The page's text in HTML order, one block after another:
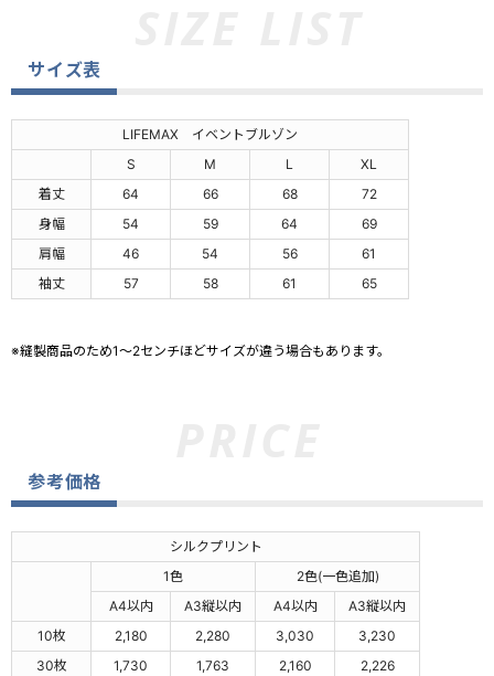
サイズ表
LIFEMAX イベントブルゾン
S
M L
XL
着丈
64 66 68
72
身幅
54 59 64
69
肩幅
46 54 56
61
袖丈
57 58 61 65
※縫製商品のため1～2センチほどサイズが違う場合もあります。
参考価格
シルクプリント
1色
2色(一色追加)
A4以内
A3縦以内 A4以内
A3縦以内
10枚
2,180 2,280 3,030
3,230
30枚
1,730 1,763 2,160
2,226